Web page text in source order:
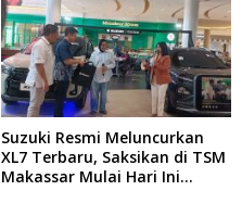
Suzuki Resmi Meluncurkan
XL7 Terbaru, Saksikan di TSM
Makassar Mulai Hari Ini